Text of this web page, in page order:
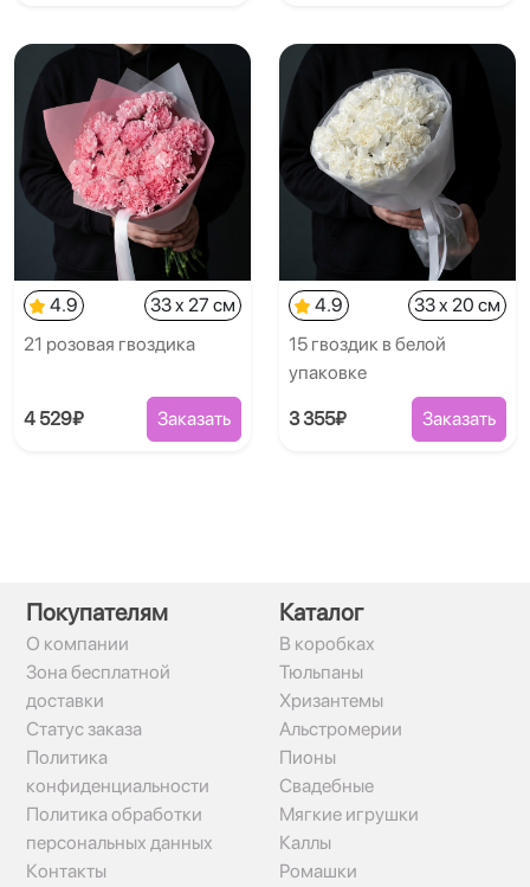
4.9
33 x 27 см
21 розовая гвоздика
4 529₽ Заказать
4.9
33 x 20 см
15 гвоздик в белой
упаковке
3 355₽ Заказать
Покупателям
О компании
Зона бесплатной
доставки
Статус заказа
Политика
конфиденциальности
Политика обработки
персональных данных
Контакты
Каталог
В коробках
Тюльпаны
Хризантемы
Альстромерии
Пионы
Свадебные
Мягкие игрушки
Каллы
Ромашки